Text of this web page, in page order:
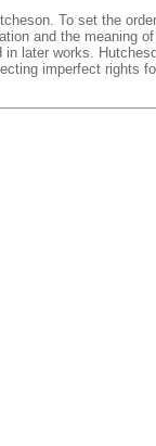
To set the
and the meaning
later works.
imperfect rights